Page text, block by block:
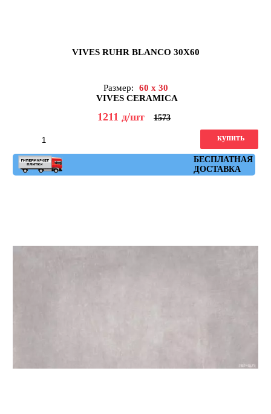
VIVES RUHR BLANCO 30X60
Размер:
60 x 30
VIVES CERAMICA
1211 д/шт 1573
БЕСПЛАТНАЯ
ДОСТАВКА
купить